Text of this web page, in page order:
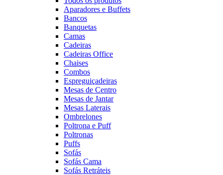
Aparadores e Buffets
Bancos
Banquetas
Camas
Cadeiras
Cadeiras Office
Chaises
Combos
Espreguiçadeiras
Mesas de Centro
Mesas de Jantar
Mesas Laterais
Ombrelones
Poltrona e Puff
Poltronas
Puffs
Sofás
Sofás Cama
Sofás Retráteis